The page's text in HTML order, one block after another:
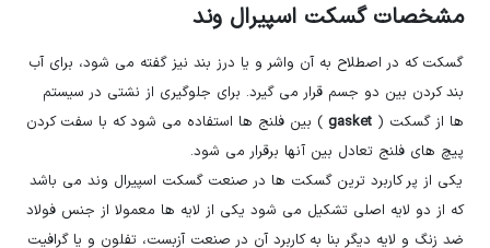
مشخصات گسکت اسپیرال وند
گسکت که در اصطلاح به آن واشر و یا درز بند نیز گفته می شود، برای آب
بند کردن بین دو جسم قرار می گیرد. برای جلوگیری از نشتی در سیستم
ها از گسکت ( gasket ) بین فلنج ها استفاده می شود که با سفت کردن
پیچ های فلنج تعادل بین آنها برقرار می شود.
یکی از پر کاربرد ترین گسکت ها در صنعت گسکت اسپیرال وند می باشد
که از دو لایه اصلی تشکیل می شود یکی از لایه ها معمولا از جنس فولاد
ضد زنگ و لایه دیگر بنا به کاربرد آن در صنعت آزبست، تفلون و یا گرافیت